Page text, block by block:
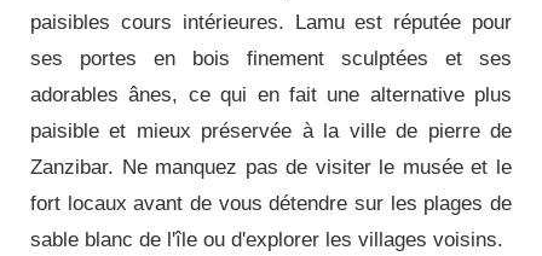
paisibles cours intérieures. Lamu est réputée pour
ses portes en bois finement sculptées et ses
adorables ânes, ce qui en fait une alternative plus
paisible et mieux préservée à la ville de pierre de
Zanzibar. Ne manquez pas de visiter le musée et le
fort locaux avant de vous détendre sur les plages de
sable blanc de l'île ou d'explorer les villages voisins.